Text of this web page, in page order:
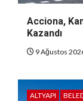
Acciona,
Kazandı
9 Ağustos
ALTYAPI